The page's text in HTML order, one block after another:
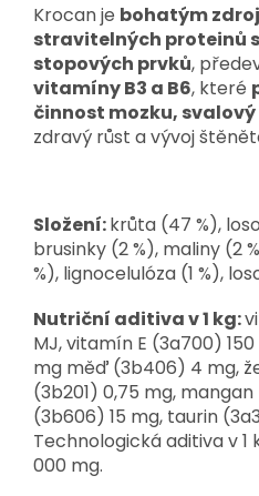
Krocan je bohatým
stravitelných proteinů
stopových prvků,
vitamíny B3 a B6, které
činnost mozku,
zdravý růst a vývoj
Složení:krůta (47 %),
brusinky (2 %), maliny (2
%), lignocelulóza (1 %),
Nutriční aditiva v 1 kg:
MJ, vitamín E (3a700)
mg měď (3b406) 4 mg,
(3b201) 0,75 mg,
(3b606) 15 mg, taurin
Technologická aditiva v 1
000 mg.